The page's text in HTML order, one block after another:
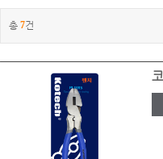
총 7건